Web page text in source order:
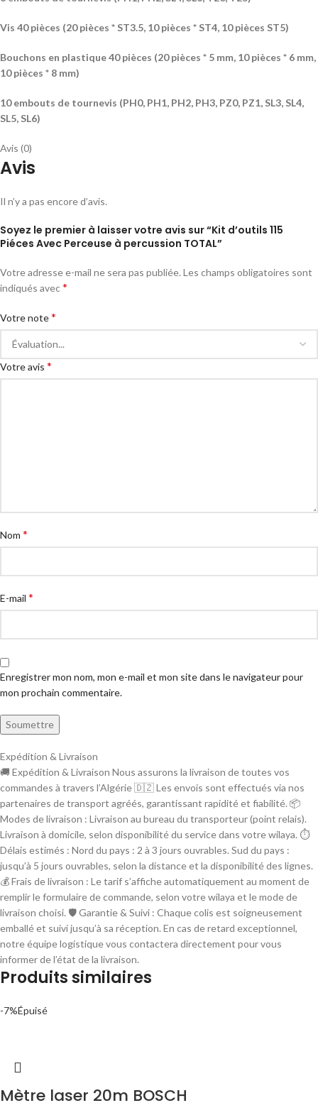
Vis 40 pièces (20 pièces * ST3.5, 10 pièces * ST4, 10 pièces ST5)
Bouchons en plastique 40 pièces (20 pièces * 5 mm, 10 pièces * 6 mm,
10 pièces * 8 mm)
10 embouts de tournevis (PH0, PH1, PH2, PH3, PZ0, PZ1, SL3, SL4,
SL5, SL6)
Avis (0)
Avis
Il n’y a pas encore d’avis.
Soyez le premier à laisser votre avis sur “Kit d’outils 115
Piéces Avec Perceuse à percussion TOTAL”
Votre adresse e-mail ne sera pas publiée. Les champs obligatoires sont
indiqués avec*
Votre note*
Votre avis *
Nom *
E-mail *
Enregistrer mon nom, mon e-mail et mon site dans le navigateur pour
mon prochain commentaire.
Expédition & Livraison
🚚 Expédition & Livraison Nous assurons la livraison de toutes vos
commandes à travers l’Algérie 🇩🇿 Les envois sont effectués via nos
partenaires de transport agréés, garantissant rapidité et fiabilité. 📦
Modes de livraison : Livraison au bureau du transporteur (point relais).
Livraison à domicile, selon disponibilité du service dans votre wilaya. ⏱
Délais estimés : Nord du pays : 2 à 3 jours ouvrables. Sud du pays :
jusqu’à 5 jours ouvrables, selon la distance et la disponibilité des lignes.
💰 Frais de livraison : Le tarif s’affiche automatiquement au moment de
remplir le formulaire de commande, selon votre wilaya et le mode de
livraison choisi. 🛡 Garantie & Suivi : Chaque colis est soigneusement
emballé et suivi jusqu’à sa réception. En cas de retard exceptionnel,
notre équipe logistique vous contactera directement pour vous
informer de l’état de la livraison.
Produits similaires
-7%Épuisé
Mètre laser 20m BOSCH